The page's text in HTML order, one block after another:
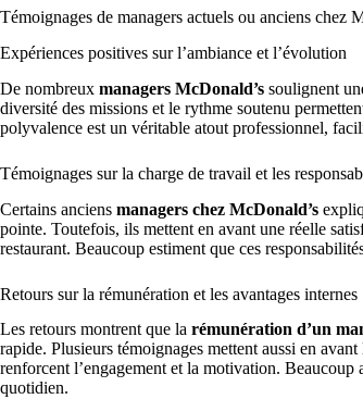
Témoignages de managers actuels ou anciens chez
Expériences positives sur l’ambiance et l’évolution
De nombreux managers McDonald’s soulignent
diversité des missions et le rythme soutenu
polyvalence est un véritable atout professionnel,
Témoignages sur la charge de travail et les
Certains anciens managers chez McDonald’s
pointe. Toutefois, ils mettent en avant une réelle
restaurant. Beaucoup estiment que ces
Retours sur la rémunération et les avantages internes
Les retours montrent que la rémunération d’un
rapide. Plusieurs témoignages mettent aussi en
renforcent l’engagement et la motivation. Beaucoup
quotidien.